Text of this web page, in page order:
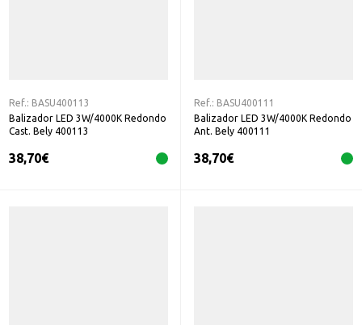
Ref.: BASU400113
Balizador LED 3W/4000K Redondo
Cast. Bely 400113
38,70€
Ref.: BASU400111
Balizador LED 3W/4000K Redondo
Ant. Bely 400111
38,70€